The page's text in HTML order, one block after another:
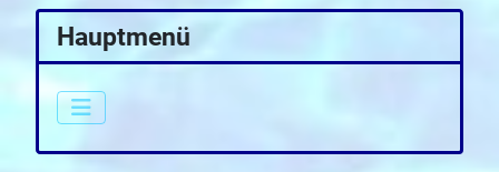
Hauptmenü